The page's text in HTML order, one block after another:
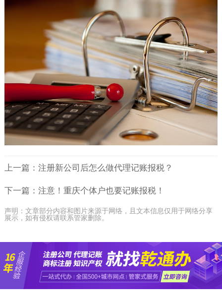
上一篇：注册新公司后怎么做代理记账报税？
下一篇：注意！重庆个体户也要记账报税！
声明：文章部分内容和图片来源于网络，且文本信息仅用于网络分享
展示，如有侵权请联系管家删除。